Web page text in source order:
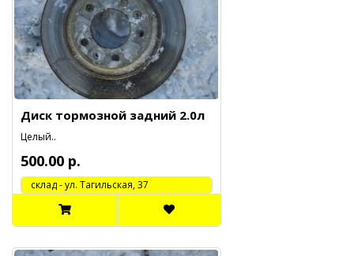
Диск тормозной задний 2.0л
Целый..
500.00 р.
cклад - ул. Тагильская, 37